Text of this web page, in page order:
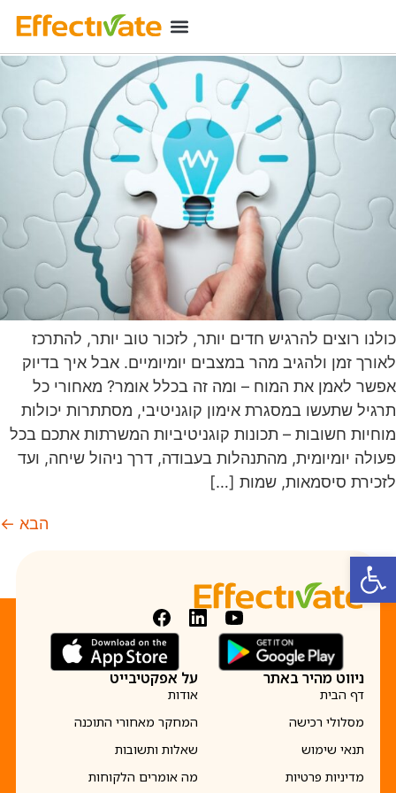
זיכרון, קשב ומה שביניהם – מה מסתתר מאחורי
כולנו רוצים להרגיש חדים יותר, לזכור טוב יותר, להתרכז
לאורך זמן ולהגיב מהר במצבים יומיומיים. אבל איך בדיוק
אפשר לאמן את המוח – ומה זה בכלל אומר? מאחורי כל
תרגיל שתעשו במסגרת אימון קוגניטיבי, מסתתרות יכולות
מוחיות חשובות – תכונות קוגניטיביות המשרתות אתכם בכל
פעולה יומיומית, מהתנהלות בעבודה, דרך ניהול שיחה, ועד
לזכירת סיסמאות, שמות […]
הבא ←
ניווט מהיר באתר
דף הבית
מסלולי רכישה
תנאי שימוש
מדיניות פרטיות
על אפקטיבייט
אודות
המחקר מאחורי התוכנה
שאלות ותשובות
מה אומרים הלקוחות
פתח סרגל נגישות